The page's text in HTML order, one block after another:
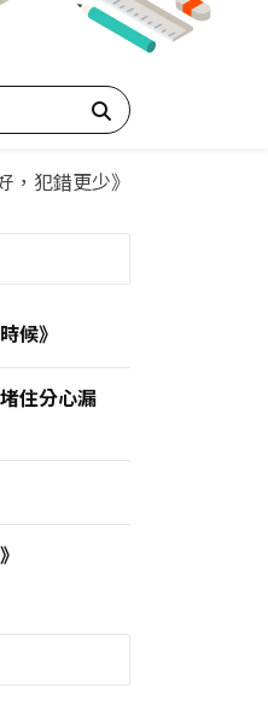
搜尋
，犯錯更少》
候》
住分心漏